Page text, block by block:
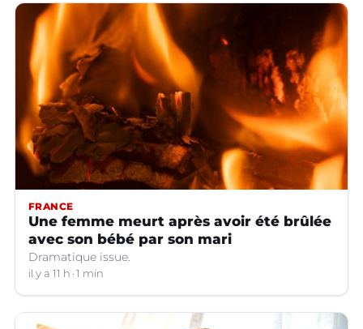
FRANCE
Une femme meurt après avoir été brûlée
avec son bébé par son mari
Dramatique issue.
il y a 11 h 1 min